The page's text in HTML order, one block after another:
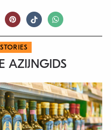
AZIJNGIDS